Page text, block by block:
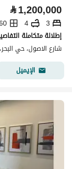
⃁1,200,000
3
4
إطلالة متكاملة
شارع الاصول، حي
الإيميل